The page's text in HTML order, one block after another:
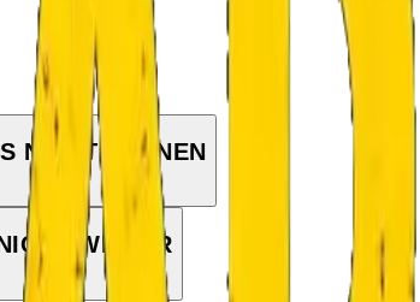
NICHT ÖFFNEN
WEITER